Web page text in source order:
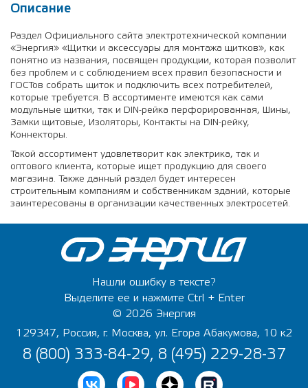
Описание
Раздел Официального сайта электротехнической компании
«Энергия» «Щитки и аксессуары для монтажа щитков», как
понятно из названия, посвящен продукции, которая позволит
без проблем и с соблюдением всех правил безопасности и
ГОСТов собрать щиток и подключить всех потребителей,
которые требуется. В ассортименте имеются как сами
модульные щитки, так и DIN-рейка перфорированная, Шины,
Замки щитовые, Изоляторы, Контакты на DIN-рейку,
Коннекторы.
Такой ассортимент удовлетворит как электрика, так и
оптового клиента, которые ищет продукцию для своего
магазина. Также данный раздел будет интересен
строительным компаниям и собственникам зданий, которые
заинтересованы в организации качественных электросетей.
Нашли ошибку в тексте?
Выделите ее и нажмите Ctrl + Enter
© 2026 Энергия
129347, Россия, г. Москва, ул. Егора Абакумова, 10 к2
8 (800) 333-84-29, 8 (495) 229-28-37